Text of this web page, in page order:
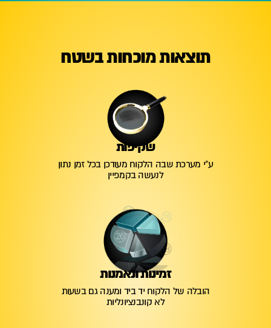
תוצאות מוכחות בשטח
שקיפות
ע"י מערכת שבה הלקוח מעודכן בכל זמן נתון
לנעשה בקמפיין
זמינות ונאמנות
הובלה של הלקוח יד ביד ומענה גם בשעות
לא קונבנציונליות